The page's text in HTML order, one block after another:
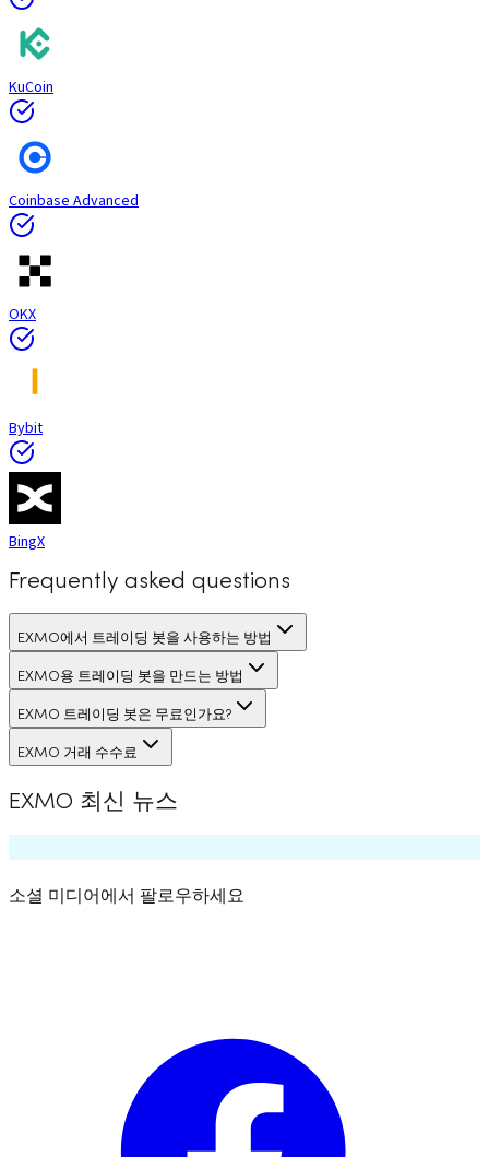
KuCoin
Coinbase Advanced
OKX
Bybit
BingX
Frequently asked questions
EXMO에서 트레이딩 봇을 사용하는 방법
EXMO용 트레이딩 봇을 만드는 방법
EXMO 트레이딩 봇은 무료인가요?
EXMO 거래 수수료
EXMO 최신 뉴스
소셜 미디어에서 팔로우하세요